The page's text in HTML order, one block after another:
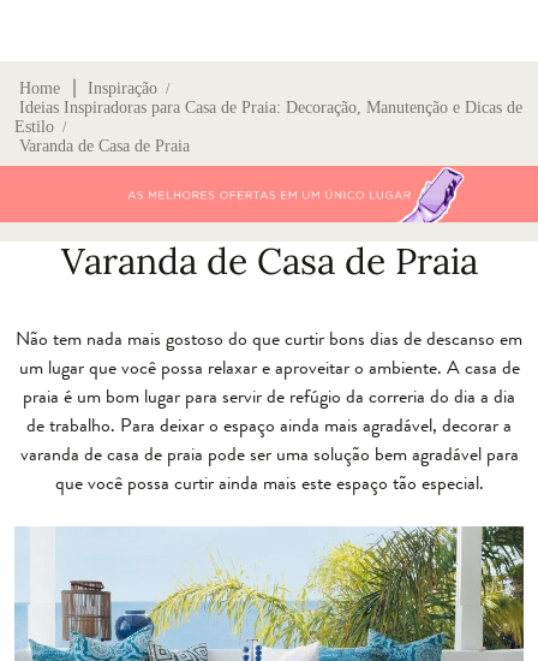
Home Inspiração /
Ideias Inspiradoras para Casa de Praia: Decoração, Manutenção e Dicas de
Estilo /
Varanda de Casa de Praia
Varanda de Casa de Praia
Não tem nada mais gostoso do que curtir bons dias de descanso em
um lugar que você possa relaxar e aproveitar o ambiente. A casa de
praia é um bom lugar para servir de refúgio da correria do dia a dia
de trabalho. Para deixar o espaço ainda mais agradável, decorar a
varanda de casa de praia pode ser uma solução bem agradável para
que você possa curtir ainda mais este espaço tão especial.